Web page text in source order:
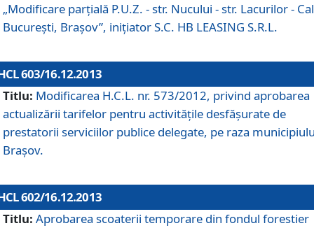
„Modificare parţială P.U.Z. - str. Nucului - str. Lacurilor -
Bucureşti, Braşov”, iniţiator S.C. HB LEASING S.R.L.
603/16.12.2013
Titlu: Modificarea H.C.L. nr. 573/2012, privind aprobarea
actualizării tarifelor pentru activităţile desfăşurate de
prestatorii serviciilor publice delegate, pe raza
Braşov.
602/16.12.2013
Titlu: Aprobarea scoaterii temporare din fondul forestier